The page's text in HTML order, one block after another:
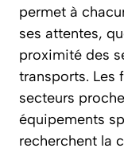
permet à
ses attentes,
proximité des
transports. Les
secteurs
équipements
recherchent la